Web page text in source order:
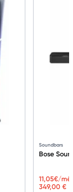
Soundbars
Bose
349,00 €
11,05€/